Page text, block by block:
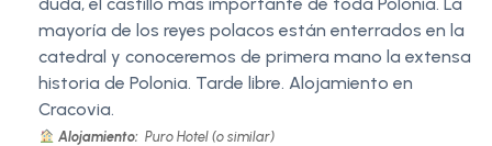
mayoría de los reyes polacos están enterrados en la
catedral y conoceremos de primera mano la extensa
historia de Polonia. Tarde libre. Alojamiento en
Cracovia.
Alojamiento: Puro Hotel (o similar)